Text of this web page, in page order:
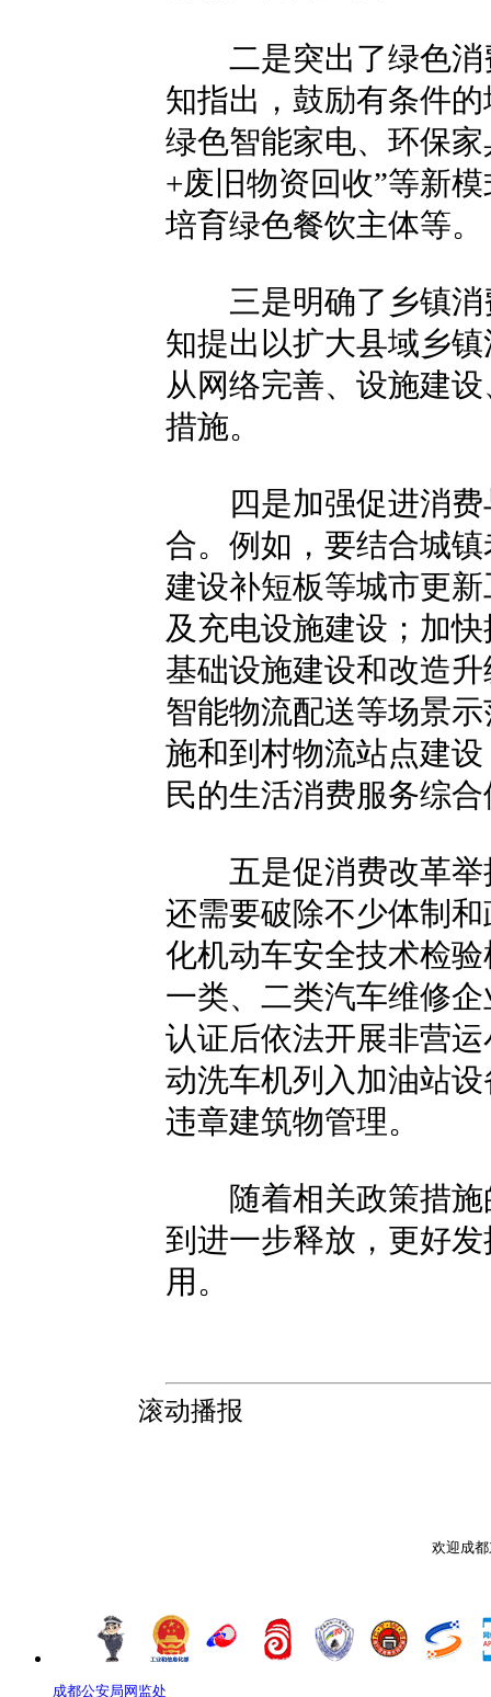
二是突出了绿色消
知指出，鼓励有条件
绿色智能家电、环保
+废旧物资回收”等新
培育绿色餐饮主体等。
三是明确了乡镇消
知提出以扩大县域乡
从网络完善、设施建
措施。
四是加强促进消费
合。例如，要结合城
建设补短板等城市更
及充电设施建设；加
基础设施建设和改造
智能物流配送等场景
施和到村物流站点建
民的生活消费服务综
五是促消费改革举
还需要破除不少体制
化机动车安全技术检
一类、二类汽车维修
认证后依法开展非营
动洗车机列入加油站
违章建筑物管理。
随着相关政策措施
到进一步释放，更好
用。
滚动播报
欢迎成
成都公安局网监处